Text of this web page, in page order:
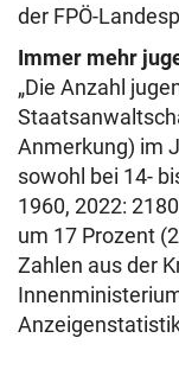
der FPÖ-
Immer mehr
„Die Anzahl
Anmerkung) im
sowohl bei 14-
1960, 2022:
um 17 Prozent
Zahlen aus der